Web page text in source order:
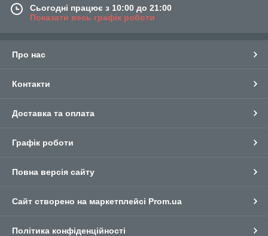
Сьогодні працює з 10:00 до 21:00
Показати весь графік роботи
Про нас
Контакти
Доставка та оплата
Графік роботи
Повна версія сайту
Сайт створено на маркетплейсі Prom.ua
Політика конфіденційності